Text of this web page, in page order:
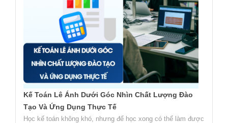
Kế Toán Lê Ánh Dưới Góc Nhìn Chất Lượng Đào
Tạo Và Ứng Dụng Thực Tế
Học kế toán không khó, nhưng để học xong có thể làm được